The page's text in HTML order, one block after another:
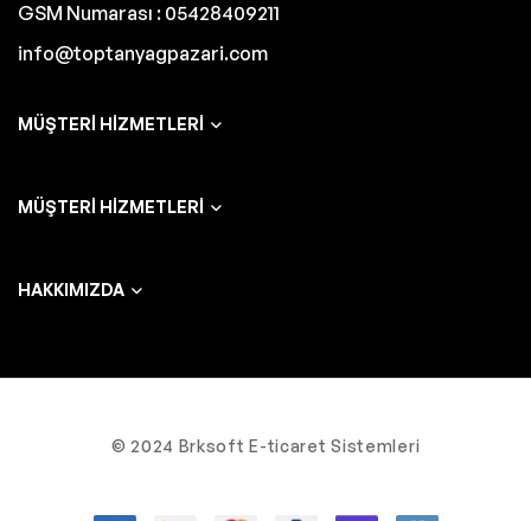
GSM Numarası : 05428409211
info@toptanyagpazari.com
MÜŞTERI HIZMETLERI
MÜŞTERI HIZMETLERI
HAKKIMIZDA
© 2024 Brksoft E-ticaret Sistemleri